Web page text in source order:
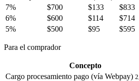
7%
$700 $133 $833
6%
$600 $114 $714
5%
$500 $95 $595
Para el comprador
Concepto
Cargo procesamiento pago (vía Webpay)